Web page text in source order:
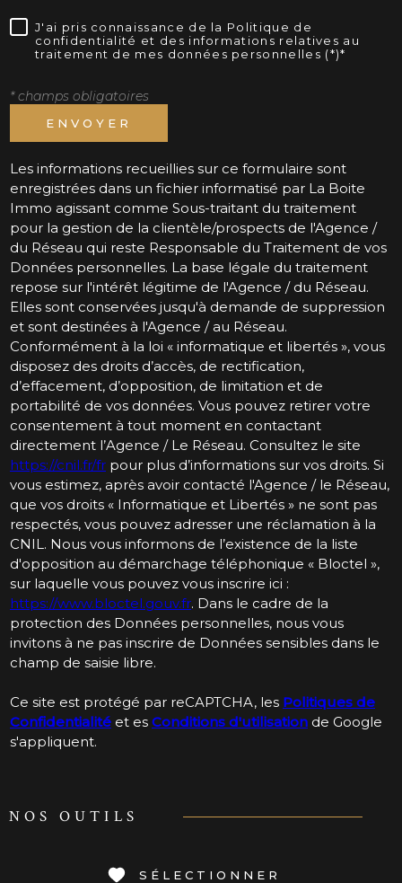
J'ai pris connaissance de la Politique de
confidentialité et des informations relatives au
traitement de mes données personnelles (*)*
* champs obligatoires
ENVOYER
Les informations recueillies sur ce formulaire sont
enregistrées dans un fichier informatisé par La Boite
Immo agissant comme Sous-traitant du traitement
pour la gestion de la clientèle/prospects de l'Agence /
du Réseau qui reste Responsable du Traitement de vos
Données personnelles. La base légale du traitement
repose sur l'intérêt légitime de l'Agence / du Réseau.
Elles sont conservées jusqu'à demande de suppression
et sont destinées à l'Agence / au Réseau.
Conformément à la loi « informatique et libertés », vous
disposez des droits d’accès, de rectification,
d’effacement, d’opposition, de limitation et de
portabilité de vos données. Vous pouvez retirer votre
consentement à tout moment en contactant
directement l’Agence / Le Réseau. Consultez le site
https://cnil.fr/fr pour plus d’informations sur vos droits. Si
vous estimez, après avoir contacté l'Agence / le Réseau,
que vos droits « Informatique et Libertés » ne sont pas
respectés, vous pouvez adresser une réclamation à la
CNIL. Nous vous informons de l’existence de la liste
d'opposition au démarchage téléphonique « Bloctel »,
sur laquelle vous pouvez vous inscrire ici :
https://www.bloctel.gouv.fr. Dans le cadre de la
protection des Données personnelles, nous vous
invitons à ne pas inscrire de Données sensibles dans le
champ de saisie libre.
Ce site est protégé par reCAPTCHA, les Politiques de
Confidentialité et es Conditions d'utilisation de Google
s'appliquent.
NOS OUTILS
SÉLECTIONNER